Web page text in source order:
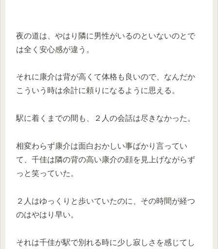
夜の道は、やはり隣に男性がいるのといないのとで
は全く安心感が違う。
それに康介は背が高くて体格も良いので、なんだか
こういう時は余計に頼りになるように思える。
駅に着くまでの間も、２人の会話は尽きなかった。
相変わらず康介は面白おかしい事ばかり言ってい
て、千佳は隣の背の高い康介の顔を見上げながらず
っと笑っていた。
２人はゆっくりと歩いていたのに、その時間が経つ
のはやはり早い。
それは千佳が駅で別れる時に少し寂しさを感じてし